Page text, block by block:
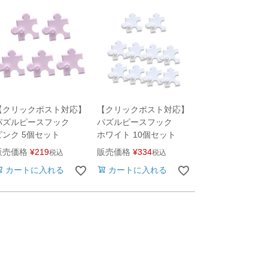
クリックポスト対応】
ズルピースフック
ンク 5個セット
売価格 ¥219税込
カートに入れる
【クリックポスト対応】
パズルピースフック
ホワイト 10個セット
販売価格 ¥334税込
カートに入れる